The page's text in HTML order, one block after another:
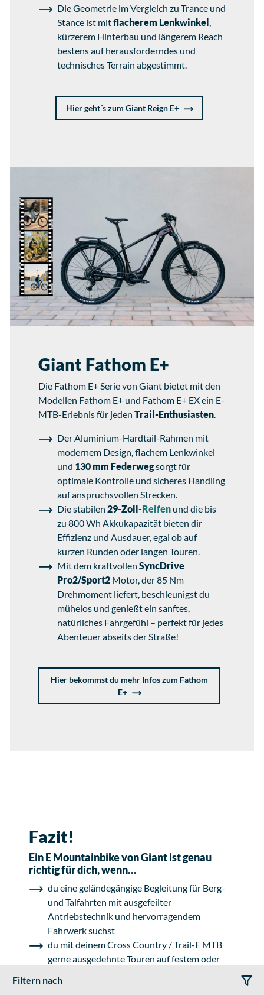
Filtern nach
Die Geometrie im Vergleich zu Trance und
Stance ist mitflacherem Lenkwinkel
kürzerem Hinterbau und längerem Reach
bestens auf herausforderndes und
technisches Terrain abgestimmt.
Hier geht´s zum Giant Reign E+
Giant Fathom E+
Die Fathom E+ Serie von Giant bietet mit den
Modellen Fathom E+ und Fathom E+ EX ein E-
MTB-Erlebnis für jeden Trail-Enthusiasten
Der Aluminium-Hardtail-Rahmen mit
modernem Design, flachem Lenkwinkel
und 130 mm Federwegsorgt für
optimale Kontrolle und sicheres Handling
auf anspruchsvollen Strecken.
Die stabilen 29-Zoll-Reifen und die bis
zu 800 Wh Akkukapazität bieten dir
Effizienz und Ausdauer, egal ob auf
kurzen Runden oder langen Touren.
Mit dem kraftvollen SyncDrive
Pro2/Sport2 Motor, der 85 Nm
Drehmoment liefert, beschleunigst du
mühelos und genießt ein sanftes,
natürliches Fahrgefühl – perfekt für jedes
Abenteuer abseits der Straße!
Hier bekommst du mehr Infos zum Fathom
E+
Fazit!
Ein E Mountainbike von Giant ist genau
richtig für dich, wenn…
du eine geländegängige Begleitung für Berg-
und Talfahrten mit ausgefeilter
Antriebstechnik und hervorragendem
Fahrwerk suchst
du mit deinem Cross Country / Trail-E MTB
gerne ausgedehnte Touren auf festem oder
entscheiden willst